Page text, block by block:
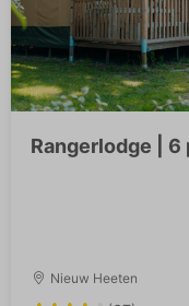
Rangerlodge | 6
Nieuw Heeten